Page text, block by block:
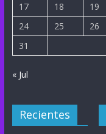
17
18 19
24
25 26
31
« Jul
Recientes